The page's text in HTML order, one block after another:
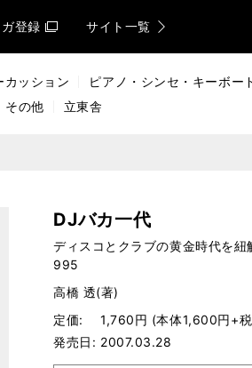
ガ登録 サイト一覧
カッション
ピアノ・シンセ・キーボー
その他 立東舎
DJバカ一代
ディスコとクラブの黄金時代を
995
高橋 透(著)
定価
1,760円 (本体1,600円+
発売日
2007.03.28